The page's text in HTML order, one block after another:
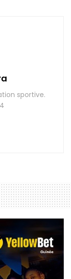
sportive.